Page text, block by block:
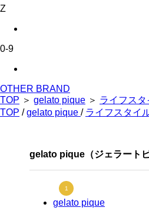
Z
0-9
OTHER BRAND
TOP ＞ gelato pique ＞ ライフス
TOP /gelato pique / ライフスタイ
gelato pique（ジェラート
gelato pique